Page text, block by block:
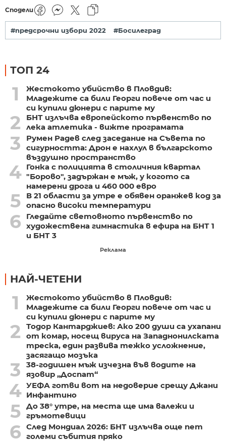
Сподели
#предсрочни избори 2022 #Босилеград
ТОП 24
1
Жестокото убийство в Пловдив:
Младежите са били Георги повече от час и
си купили дюнери с парите му
2
БНТ излъчва европейското първенство по
лека атлетика - вижте програмата
3
Румен Радев след заседание на Съвета по
сигурността: Дрон е нахлул в българското
въздушно пространство
4 Гонка с полицията в столичния квартал
"Борово", задържан е мъж, у когото са
намерени дрога и 460 000 евро
5
В 21 области за утре е обявен оранжев код за
опасно високи температури
6
Гледайте световното първенство по
художествена гимнастика в ефира на БНТ 1
и БНТ 3
Реклама
НАЙ-ЧЕТЕНИ
1
Жестокото убийство в Пловдив:
Младежите са били Георги повече от час и
си купили дюнери с парите му
2
Тодор Кантарджиев: Ако 200 души са ухапани
от комар, носещ вируса на Западнонилската
треска, един развива тежко усложнение,
засягащо мозъка
3
38-годишен мъж изчезна във водите на
язовир „Доспат“
4 УЕФА готви вот на недоверие срещу Джани
Инфантино
5 До 38° утре, на места ще има валежи и
гръмотевици
6 След Мондиал 2026: БНТ излъчва още пет
големи събития пряко